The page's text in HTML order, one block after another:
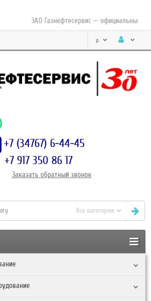
ЗАО Газнефтесервис — официальный
р.
+7 (34767) 6-44-45
+7 917 350 86 17
Заказать обратный звонок
Все категории